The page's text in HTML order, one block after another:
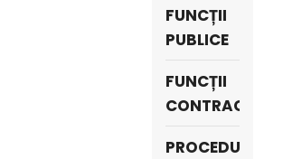
FUNCȚII
PUBLICE
FUNCȚII
CONTRACTUALE
PROCEDURA